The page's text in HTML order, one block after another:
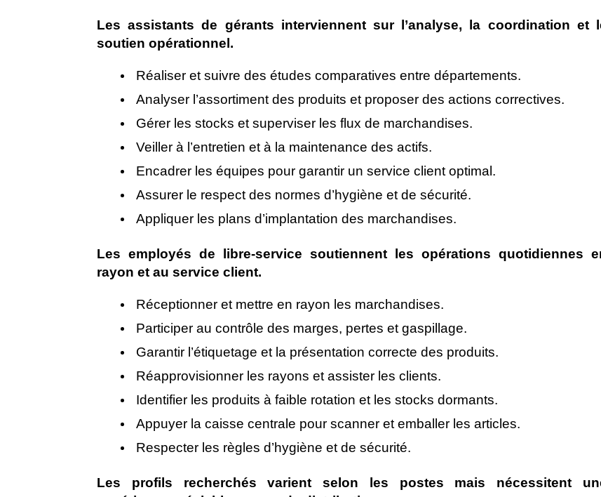
Les assistants de gérants interviennent sur l’analyse, la coordination et
soutien opérationnel.
Réaliser et suivre des études comparatives entre départements.
Analyser l’assortiment des produits et proposer des actions correctives.
Gérer les stocks et superviser les flux de marchandises.
Veiller à l’entretien et à la maintenance des actifs.
Encadrer les équipes pour garantir un service client optimal.
Assurer le respect des normes d’hygiène et de sécurité.
Appliquer les plans d’implantation des marchandises.
Les employés de libre-service soutiennent les opérations quotidiennes
rayon et au service client.
Réceptionner et mettre en rayon les marchandises.
Participer au contrôle des marges, pertes et gaspillage.
Garantir l’étiquetage et la présentation correcte des produits.
Réapprovisionner les rayons et assister les clients.
Identifier les produits à faible rotation et les stocks dormants.
Appuyer la caisse centrale pour scanner et emballer les articles.
Respecter les règles d’hygiène et de sécurité.
Les profils recherchés varient selon les postes mais nécessitent